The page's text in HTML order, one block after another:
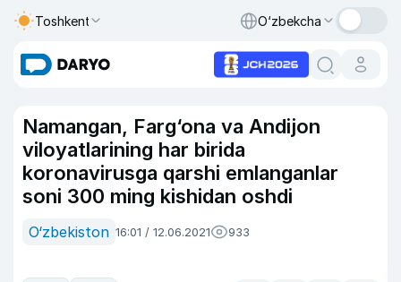
Toshkent O‘zbekcha
Namangan, Farg‘ona va Andijon
viloyatlarining har birida
koronavirusga qarshi emlanganlar
soni 300 ming kishidan oshdi
O‘zbekiston 16:01 / 12.06.2021 933